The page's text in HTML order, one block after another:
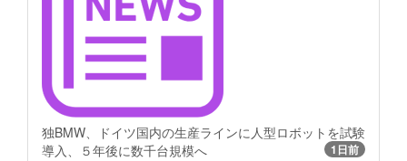
独BMW、ドイツ国内の生産ラインに人型ロボットを試験
導入、５年後に数千台規模へ
1日前